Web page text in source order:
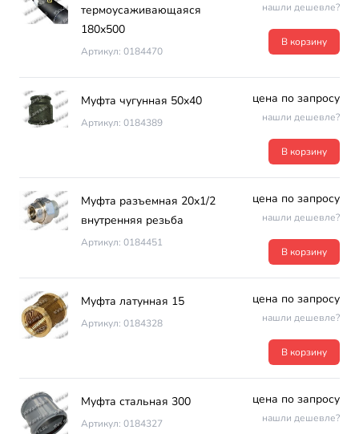
термоусаживающаяся
180х500
Артикул: 0184470
нашли дешевле?
В корзину
Муфта чугунная 50х40
Артикул: 0184389
цена по запросу
нашли дешевле?
В корзину
Муфта разъемная 20х1/2
внутренняя резьба
Артикул: 0184451
цена по запросу
нашли дешевле?
В корзину
Муфта латунная 15
Артикул: 0184328
цена по запросу
нашли дешевле?
В корзину
Муфта стальная 300
Артикул: 0184327
цена по запросу
нашли дешевле?